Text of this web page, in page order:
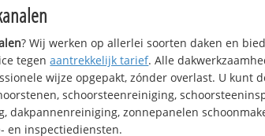
? Wij werken op allerlei soorten daken en
tegenaantrekkelijk tarief. Alle
wijze opgepakt, zónder overlast. U kunt
schoorsteenreiniging,
dakpannenreiniging, zonnepanelen
en inspectiediensten.